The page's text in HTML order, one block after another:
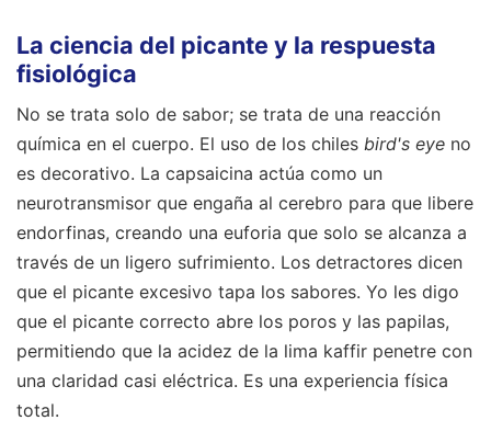
La ciencia del picante y la respuesta
fisiológica
No se trata solo de sabor; se trata de una reacción
química en el cuerpo. El uso de los chiles bird's eye no
es decorativo. La capsaicina actúa como un
neurotransmisor que engaña al cerebro para que libere
endorfinas, creando una euforia que solo se alcanza a
través de un ligero sufrimiento. Los detractores dicen
que el picante excesivo tapa los sabores. Yo les digo
que el picante correcto abre los poros y las papilas,
permitiendo que la acidez de la lima kaffir penetre con
una claridad casi eléctrica. Es una experiencia física
total.